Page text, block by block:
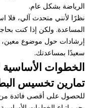
الرياضة بشكل عام.
نظرًا لأنني متحدث آلي،
المساعدة. ولكن إذا كنت
إرشادات حول موضوع
سعيدًا بمساعدتك.
الخطوات الأساسية
تمارين تخسيس
للحصول على أقصى فائدة